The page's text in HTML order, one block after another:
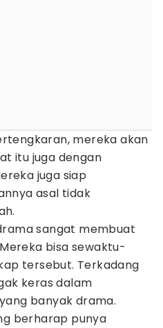
mereka akan
itu juga dengan
juga siap
asal tidak
sangat membuat
bisa sewaktu-
tersebut. Terkadang
keras dalam
banyak drama.
berharap punya